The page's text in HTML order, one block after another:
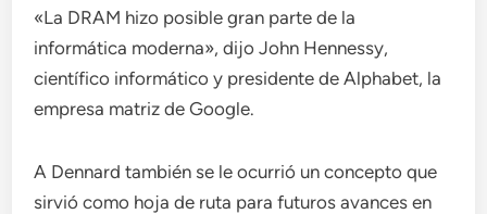
«La DRAM hizo posible gran parte de la
informática moderna», dijo John Hennessy,
científico informático y presidente de Alphabet, la
empresa matriz de Google.
A Dennard también se le ocurrió un concepto que
sirvió como hoja de ruta para futuros avances en